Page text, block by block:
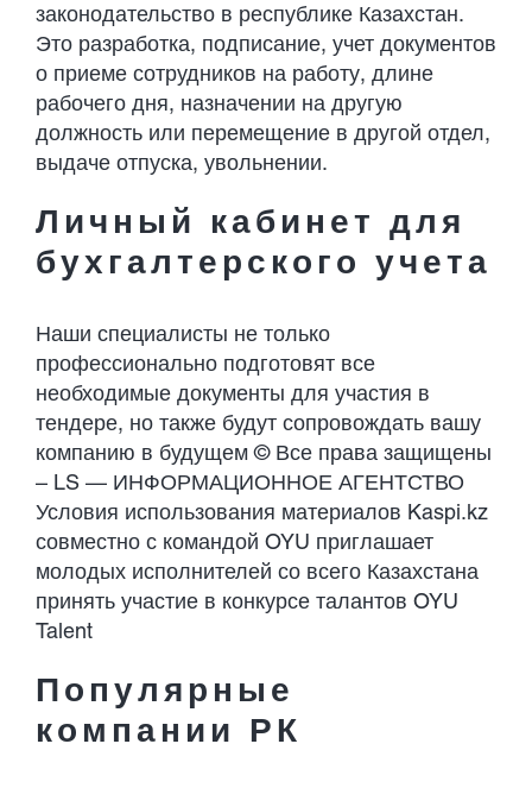
законодательство в республике Казахстан.
Это разработка, подписание, учет документов
о приеме сотрудников на работу, длине
рабочего дня, назначении на другую
должность или перемещение в другой отдел,
выдаче отпуска, увольнении.
Личный кабинет для
бухгалтерского учета
Наши специалисты не только
профессионально подготовят все
необходимые документы для участия в
тендере, но также будут сопровождать вашу
компанию в будущем © Все права защищены
– LS — ИНФОРМАЦИОННОЕ АГЕНТСТВО
Условия использования материалов Kaspi.kz
совместно с командой OYU приглашает
молодых исполнителей со всего Казахстана
принять участие в конкурсе талантов OYU
Talent
Популярные
компании РК